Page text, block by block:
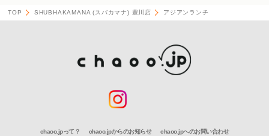
TOP SHUBHAKAMANA (スバカマナ) 豊川店 アジアンランチ
chaoo.jpって？ chaoo.jpからのお知らせ chaoo.jpへのお問い合わせ